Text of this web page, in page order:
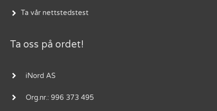
Ta vår nettstedstest
Ta oss på ordet!
iNord AS
Org.nr.: 996 373 495